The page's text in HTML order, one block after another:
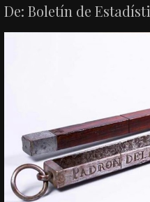
De: Boletín de